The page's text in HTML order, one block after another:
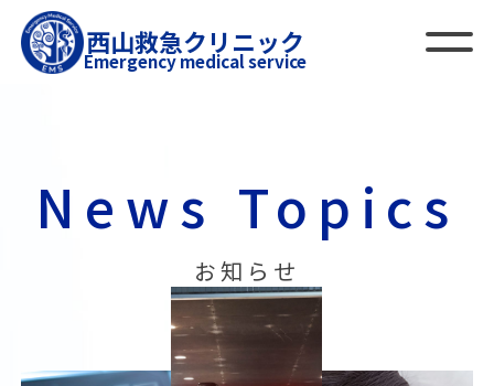
西山救急クリニック
Emergency medical service
News Topics
お知らせ